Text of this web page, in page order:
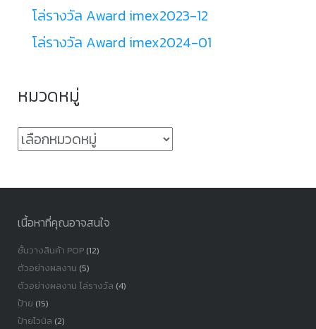
โล่รางวัล Award imex2023-12
โล่รางวัล Award imex2024-01
หมวดหมู่
หมวด
เนื้อหาที่คุณอาจสนใจ
ชั้นวางสินค้า POP(12)
ตัวอย่างผลงาน (5)
ตัวอย่างผลงาน โล่รางวัล (4)
ป้าย (15)
ป้ายไวนิล (2)